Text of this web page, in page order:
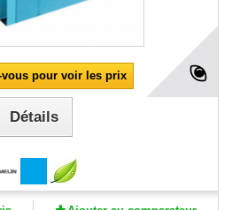
vous pour voir les prix
Détails